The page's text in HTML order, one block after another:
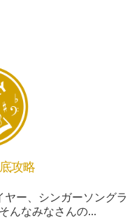
攻略
ー、シンガーソングラ
んなみなさんの...